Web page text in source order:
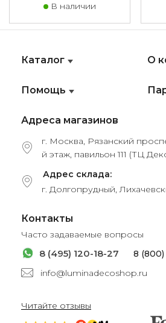
В наличии
Каталог
Помощь
О
Адреса магазинов
г. Москва, Рязанский
й этаж, павильон 111 (ТЦ
Адрес склада:
г. Долгопрудный,
Контакты
Часто задаваемые вопросы
8 (495) 120-18-27
8
info@luminadecoshop.ru
Читайте отзывы